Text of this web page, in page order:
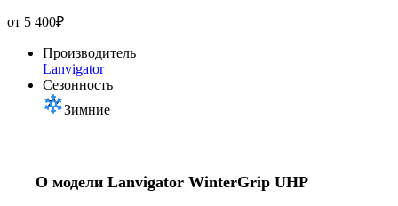
от 5 400₽
Производитель
Lanvigator
Сезонность
Зимние
О модели Lanvigator WinterGrip UHP